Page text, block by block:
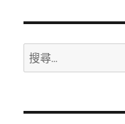
搜
尋
鍵